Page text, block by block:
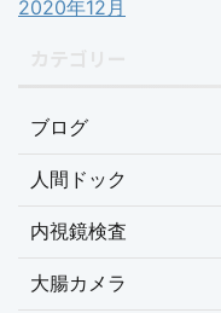
2020年12月
ブログ
人間ドック
内視鏡検査
大腸カメラ